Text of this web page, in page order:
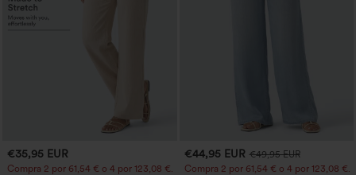
€35,95 EUR
Compra 2 por 61,54 € o 4 por 123,08 €.
€44,95 EUR €49,95 EUR
Compra 2 por 61,54 € o 4 por 123,08 €.